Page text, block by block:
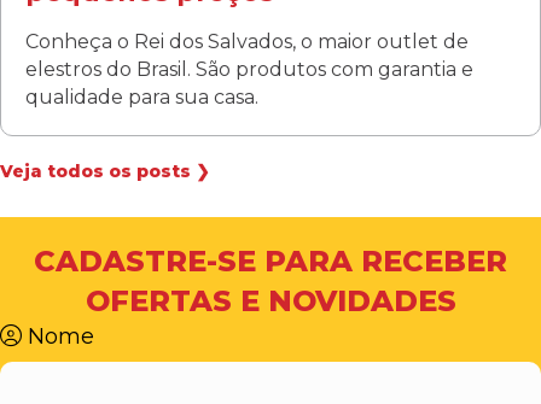
Conheça o Rei dos Salvados, o maior outlet de
elestros do Brasil. São produtos com garantia e
qualidade para sua casa.
Veja todos os posts ❯
CADASTRE-SE PARA RECEBER
OFERTAS E NOVIDADES
Nome